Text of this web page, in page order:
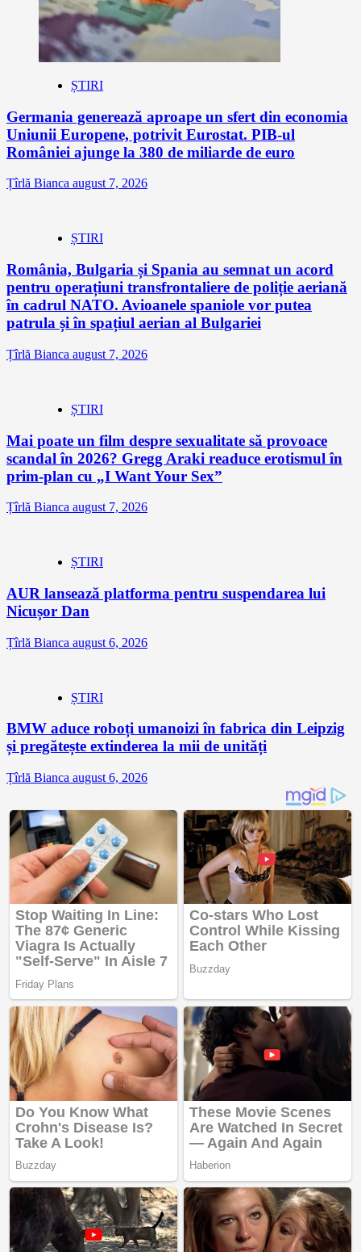
ȘTIRI
Germania generează aproape un sfert din economia
Uniunii Europene, potrivit Eurostat. PIB-ul
României ajunge la 380 de miliarde de euro
Țîrlă Bianca august 7, 2026
ȘTIRI
România, Bulgaria și Spania au semnat un acord
pentru operațiuni transfrontaliere de poliție aeriană
în cadrul NATO. Avioanele spaniole vor putea
patrula și în spațiul aerian al Bulgariei
Țîrlă Bianca august 7, 2026
ȘTIRI
Mai poate un film despre sexualitate să provoace
scandal în 2026? Gregg Araki readuce erotismul în
prim-plan cu „I Want Your Sex”
Țîrlă Bianca august 7, 2026
ȘTIRI
AUR lansează platforma pentru suspendarea lui
Nicușor Dan
Țîrlă Bianca august 6, 2026
ȘTIRI
BMW aduce roboți umanoizi în fabrica din Leipzig
și pregătește extinderea la mii de unități
Țîrlă Bianca august 6, 2026